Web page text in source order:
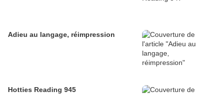
Adieu au langage, réimpression
Hotties Reading 945